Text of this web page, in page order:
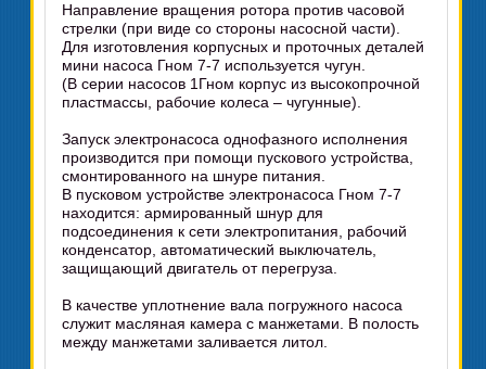
Направление вращения ротора против часовой
стрелки (при виде со стороны насосной части).
Для изготовления корпусных и проточных деталей
мини насоса Гном 7-7 используется чугун.
(В серии насосов 1Гном корпус из высокопрочной
пластмассы, рабочие колеса – чугунные).
Запуск электронасоса однофазного исполнения
производится при помощи пускового устройства,
смонтированного на шнуре питания.
В пусковом устройстве электронасоса Гном 7-7
находится: армированный шнур для
подсоединения к сети электропитания, рабочий
конденсатор, автоматический выключатель,
защищающий двигатель от перегруза.
В качестве уплотнение вала погружного насоса
служит масляная камера с манжетами. В полость
между манжетами заливается литол.